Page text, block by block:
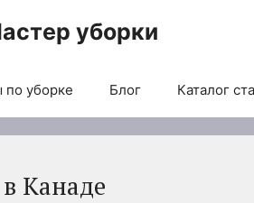
уборки
по уборке Блог Каталог
Канаде